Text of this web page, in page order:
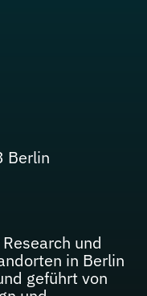
Berlin
und
in Berlin
geführt von